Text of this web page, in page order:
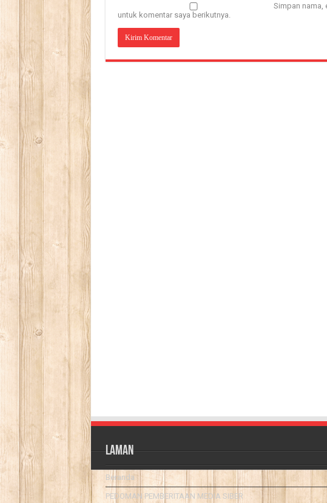
Simpan nama,
untuk komentar saya berikutnya.
Laman
Beranda
PEDOMAN PEMBERITAAN MEDIA SIBER